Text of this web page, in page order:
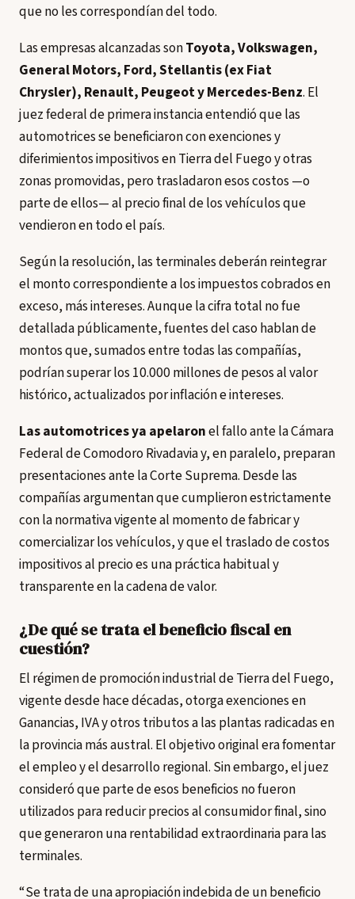
que no les correspondían del todo.
Las empresas alcanzadas sonToyota, Volkswagen,
General Motors, Ford, Stellantis (ex Fiat
Chrysler), Renault, Peugeot y Mercedes-Benz. El
juez federal de primera instancia entendió que las
automotrices se beneficiaron con exenciones y
diferimientos impositivos en Tierra del Fuego y otras
zonas promovidas, pero trasladaron esos costos —o
parte de ellos— al precio final de los vehículos que
vendieron en todo el país.
Según la resolución, las terminales deberán reintegrar
el monto correspondiente a los impuestos cobrados en
exceso, más intereses. Aunque la cifra total no fue
detallada públicamente, fuentes del caso hablan de
montos que, sumados entre todas las compañías,
podrían superar los 10.000 millones de pesos al valor
histórico, actualizados por inflación e intereses.
Las automotrices ya apelaronel fallo ante la Cámara
Federal de Comodoro Rivadavia y, en paralelo, preparan
presentaciones ante la Corte Suprema. Desde las
compañías argumentan que cumplieron estrictamente
con la normativa vigente al momento de fabricar y
comercializar los vehículos, y que el traslado de costos
impositivos al precio es una práctica habitual y
transparente en la cadena de valor.
¿De qué se trata el beneficio fiscal en
cuestión?
El régimen de promoción industrial de Tierra del Fuego,
vigente desde hace décadas, otorga exenciones en
Ganancias, IVA y otros tributos a las plantas radicadas en
la provincia más austral. El objetivo original era fomentar
el empleo y el desarrollo regional. Sin embargo, el juez
consideró que parte de esos beneficios no fueron
utilizados para reducir precios al consumidor final, sino
que generaron una rentabilidad extraordinaria para las
terminales.
“Se trata de una apropiación indebida de un beneficio